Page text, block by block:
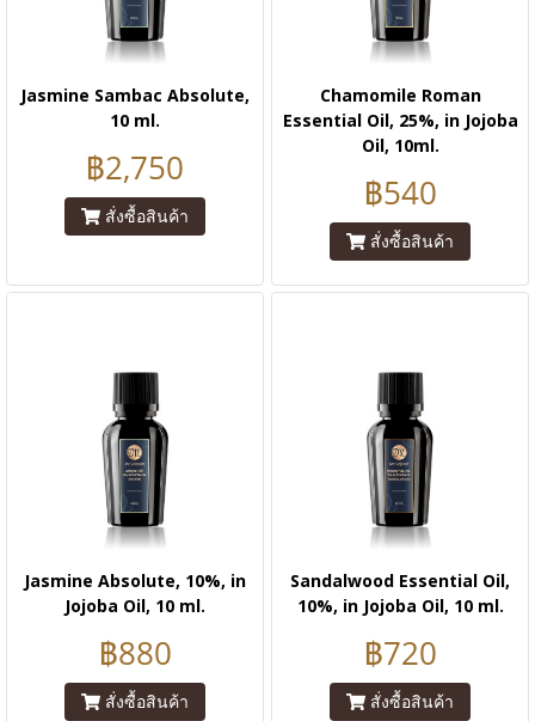
Jasmine Sambac Absolute,
10 ml.
฿2,750
สั่งซื้อสินค้า
Chamomile Roman
Essential Oil, 25%, in Jojoba
Oil, 10ml.
฿540
สั่งซื้อสินค้า
Jasmine Absolute, 10%, in
Jojoba Oil, 10 ml.
฿880
สั่งซื้อสินค้า
Sandalwood Essential Oil,
10%, in Jojoba Oil, 10 ml.
฿720
สั่งซื้อสินค้า